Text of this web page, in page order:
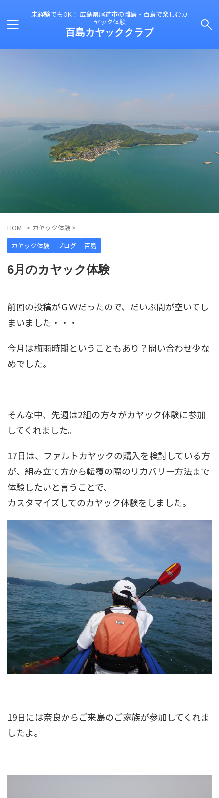
未経験でもOK！ 広島県尾道市の離島・百島で楽しむカ
ヤック体験
百島カヤッククラブ
HOME > カヤック体験 >
カヤック体験
ブログ 百島
6月のカヤック体験
前回の投稿がＧＷだったので、だいぶ間が空いてし
まいました・・・
今月は梅雨時期ということもあり？問い合わせ少な
めでした。
そんな中、先週は2組の方々がカヤック体験に参加
してくれました。
17日は、ファルトカヤックの購入を検討している方
が、組み立て方から転覆の際のリカバリー方法まで
体験したいと言うことで、
カスタマイズしてのカヤック体験をしました。
19日には奈良からご来島のご家族が参加してくれま
したよ。